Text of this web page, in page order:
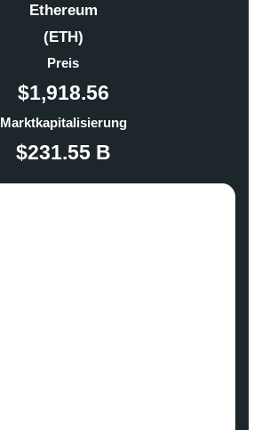
Ethereum
(ETH)
Preis
$1,918.56
Marktkapitalisierung
$231.55 B